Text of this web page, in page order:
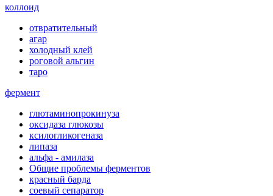
коллоид
отвратительный
агар
холодный клей
роговой альгин
таро
фермент
глютаминопрокинуза
оксидаза глюкозы
ксилогликогеназа
липаза
альфа - амилаза
Общие проблемы ферментов
красный барда
соевый сепаратор